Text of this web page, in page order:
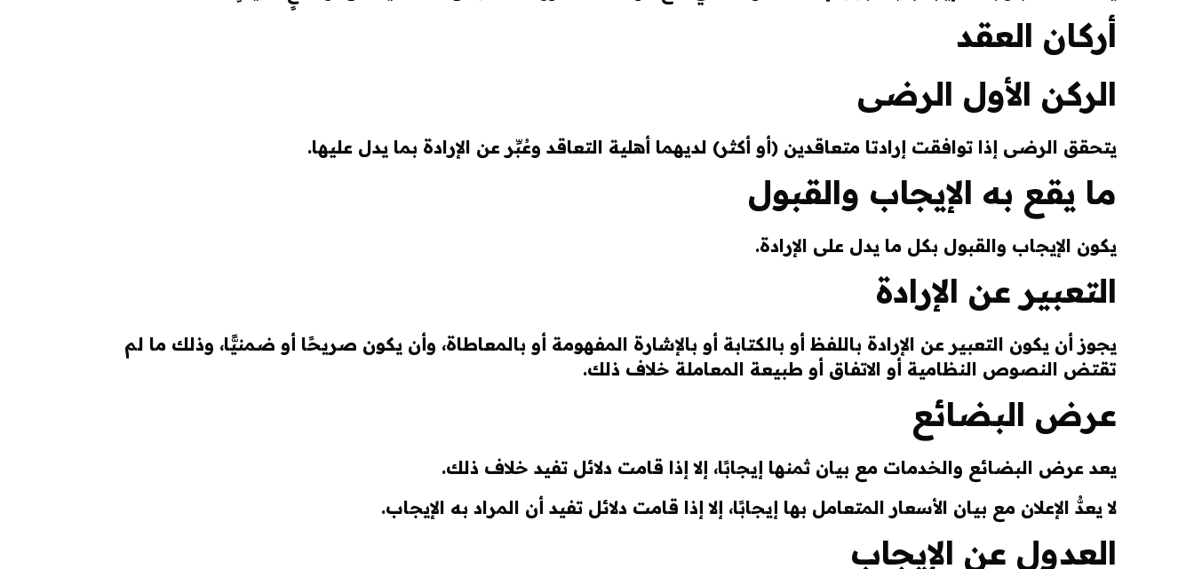
أركان العقد
الركن الأول الرضى
يتحقق الرضى إذا توافقت إرادتا متعاقدين (أو أكثر) لديهما أهلية التعاقد وعُبِّر عن الإرادة بما يدل عليها.
ما يقع به الإيجاب والقبول
يكون الإيجاب والقبول بكل ما يدل على الإرادة.
التعبير عن الإرادة
يجوز أن يكون التعبير عن الإرادة باللفظ أو بالكتابة أو بالإشارة المفهومة أو بالمعاطاة، وأن يكون صريحًا أو ضمنيًّا، وذلك ما لم
تقتض النصوص النظامية أو الاتفاق أو طبيعة المعاملة خلاف ذلك.
عرض البضائع
يعد عرض البضائع والخدمات مع بيان ثمنها إيجابًا، إلا إذا قامت دلائل تفيد خلاف ذلك.
لا يعدُّ الإعلان مع بيان الأسعار المتعامل بها إيجابًا، إلا إذا قامت دلائل تفيد أن المراد به الإيجاب.
العدول عن الإيجاب